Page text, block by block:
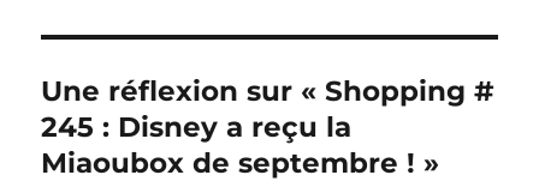
Une réflexion sur « Shopping #
245 : Disney a reçu la
Miaoubox de septembre ! »